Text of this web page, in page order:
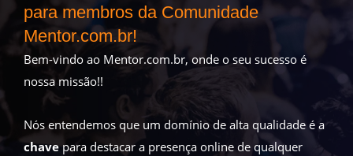
para membros da Comunidade
Mentor.com.br!
Bem-vindo ao Mentor.com.br, onde o seu sucesso é
nossa missão!!
Nós entendemos que um domínio de alta qualidade é a
chavepara destacar a presença online de qualquer